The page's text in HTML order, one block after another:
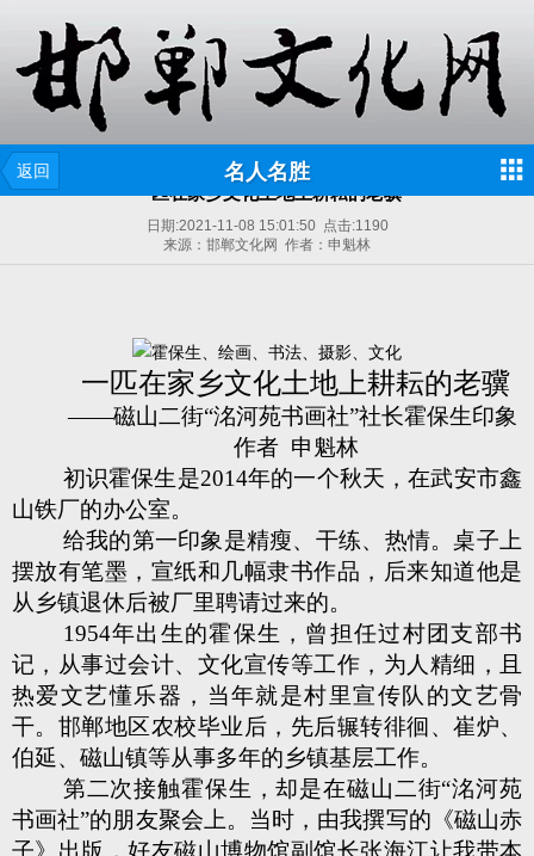
返回 名人名胜
一匹在家乡文化土地上耕耘的老骥
日期:2021-11-08 15:01:50点击:1190
来源：邯郸文化网 作者：申魁林
一匹在家乡文化土地上耕耘的老骥
——磁山二街“洺河苑书画社”社长霍保生印象
作者 申魁林
初识霍保生是2014年的一个秋天，在武安市鑫
山铁厂的办公室。
给我的第一印象是精瘦、干练、热情。桌子上
摆放有笔墨，宣纸和几幅隶书作品，后来知道他是
从乡镇退休后被厂里聘请过来的。
1954年出生的霍保生，曾担任过村团支部书
记，从事过会计、文化宣传等工作，为人精细，且
热爱文艺懂乐器，当年就是村里宣传队的文艺骨
干。邯郸地区农校毕业后，先后辗转徘徊、崔炉、
伯延、磁山镇等从事多年的乡镇基层工作。
第二次接触霍保生，却是在磁山二街“洺河苑
书画社”的朋友聚会上。当时，由我撰写的《磁山赤
子》出版，好友磁山博物馆副馆长张海江让我带本